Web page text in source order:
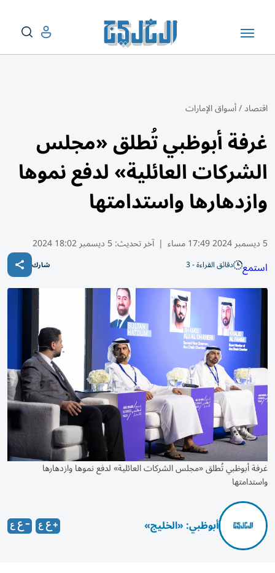
اقتصاد/أسواق الإمارات
غرفة أبوظبي تُطلق «مجلس
الشركات العائلية» لدفع نموها
وازدهارها واستدامتها
5 ديسمبر 2024 17:49 مساء | آخر تحديث:5 ديسمبر 18:02 2024
استمع دقائق القراءة - 3 شارك
غرفة أبوظبي تُطلق «مجلس الشركات العائلية» لدفع نموها وازدهارها
واستدامتها
أبوظبي: «الخليج»